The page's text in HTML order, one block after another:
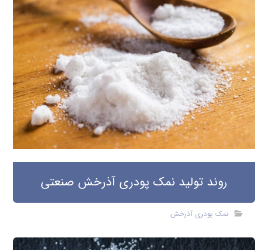
روند تولید نمک پودری آذرخش صنعتی
نمک پودری آذرخش